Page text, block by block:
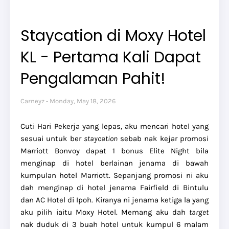
Staycation di Moxy Hotel
KL - Pertama Kali Dapat
Pengalaman Pahit!
Carneyz Monday, May 18, 2026
Cuti Hari Pekerja yang lepas, aku mencari hotel yang
sesuai untuk ber staycationsebab nak kejar promosi
Marriott Bonvoy dapat 1 bonus Elite Night bila
menginap di hotel berlainan jenama di bawah
kumpulan hotel Marriott. Sepanjang promosi ni aku
dah menginap di hotel jenama Fairfield di Bintulu
dan AC Hotel di Ipoh. Kiranya ni jenama ketiga la yang
aku pilih iaitu Moxy Hotel. Memang aku dah target
nak duduk di 3 buah hotel untuk kumpul 6 malam